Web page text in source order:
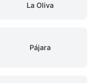
La Oliva
Pájara